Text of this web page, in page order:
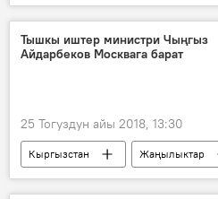
Sputnik Кыргызстан
Радио
Тышкы иштер министри Чыңгыз
Айдарбеков Москвага барат
25 Тогуздун айы 2018, 13:30
Кыргызстан Жаңылыктар
Москва
Чыңгыз Айдарбеков